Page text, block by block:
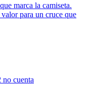
marca la camiseta.
para un cruce que
cuenta